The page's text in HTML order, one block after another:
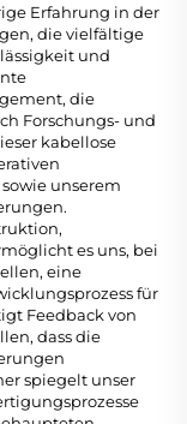
Erfahrung in der
die vielfältige
und
die
Forschungs- und
kabellose
unserem
es uns, bei
eine
für
Feedback von
dass die
spiegelt unser